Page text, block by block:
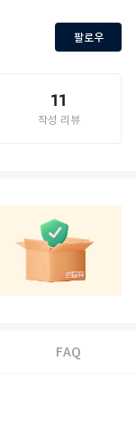
팔로우
11
작성 리뷰
FAQ